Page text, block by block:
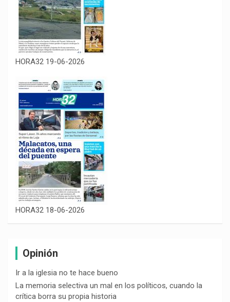
HORA32 19-06-2026
HORA32 18-06-2026
Opinión
Ir a la iglesia no te hace bueno
La memoria selectiva un mal en los políticos, cuando la
crítica borra su propia historia